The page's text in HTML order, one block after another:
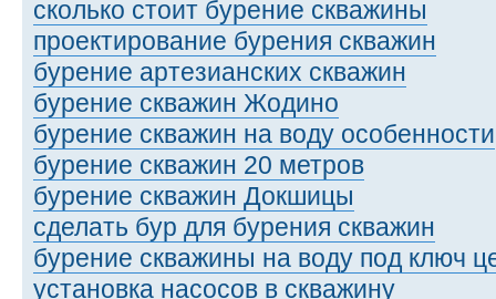
сколько стоит бурение скважины
проектирование бурения скважин
бурение артезианских скважин
бурение скважин Жодино
бурение скважин на воду особенности
бурение скважин 20 метров
бурение скважин Докшицы
сделать бур для бурения скважин
бурение скважины на воду под ключ
установка насосов в скважину